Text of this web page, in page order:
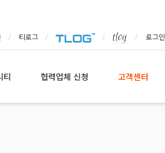
티로그 로그인
티 협력업체 신청 고객센터